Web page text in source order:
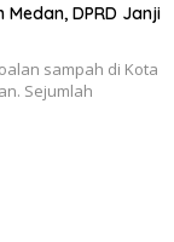
DPRD Janji
sampah di Kota
Sejumlah